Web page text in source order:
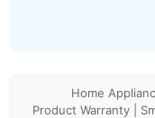
Home
Product Warranty |